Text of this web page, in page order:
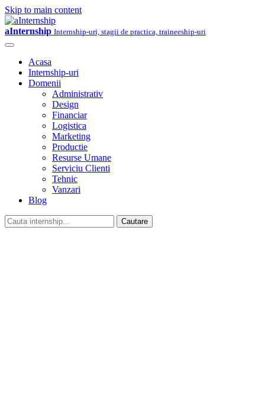
Skip to main content
aInternship Internship-uri, stagii de practica, traineeship-uri
Acasa
Internship-uri
Domenii
Administrativ
Design
Financiar
Logistica
Marketing
Productie
Resurse Umane
Serviciu Clienti
Tehnic
Vanzari
Blog
Cautare